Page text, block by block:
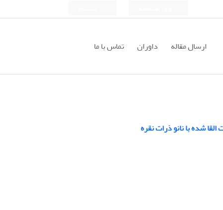
ارسال مقاله داوران تماس با ما